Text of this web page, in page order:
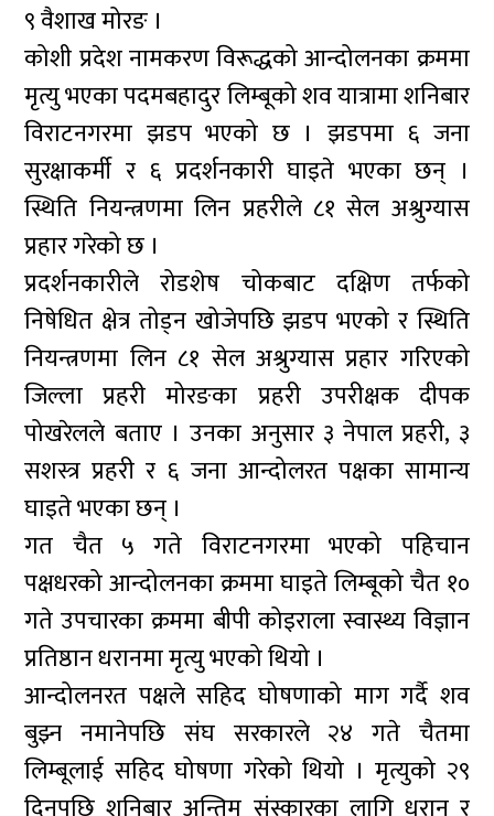
९ वैशाख मोरङ ।
कोशी प्रदेश नामकरण विरूद्धको आन्दोलनका क्रममा
मृत्यु भएका पदमबहादुर लिम्बूको शव यात्रामा शनिबार
विराटनगरमा झडप भएको छ । झडपमा ६ जना
सुरक्षाकर्मी र ६ प्रदर्शनकारी घाइते भएका छन् ।
स्थिति नियन्त्रणमा लिन प्रहरीले ८१ सेल अश्रुग्यास
प्रहार गरेको छ ।
प्रदर्शनकारीले रोडशेष चोकबाट दक्षिण तर्फको
निषेधित क्षेत्र तोड्न खोजेपछि झडप भएको र स्थिति
नियन्त्रणमा लिन ८१ सेल अश्रुग्यास प्रहार गरिएको
जिल्ला प्रहरी मोरङका प्रहरी उपरीक्षक दीपक
पोखरेलले बताए । उनका अनुसार ३ नेपाल प्रहरी, ३
सशस्त्र प्रहरी र ६ जना आन्दोलरत पक्षका सामान्य
घाइते भएका छन् ।
गत चैत ५ गते विराटनगरमा भएको पहिचान
पक्षधरको आन्दोलनका क्रममा घाइते लिम्बूको चैत १०
गते उपचारका क्रममा बीपी कोइराला स्वास्थ्य विज्ञान
प्रतिष्ठान धरानमा मृत्यु भएको थियो ।
आन्दोलनरत पक्षले सहिद घोषणाको माग गर्दै शव
बुझ्न नमानेपछि संघ सरकारले २४ गते चैतमा
लिम्बूलाई सहिद घोषणा गरेको थियो । मृत्युको २९